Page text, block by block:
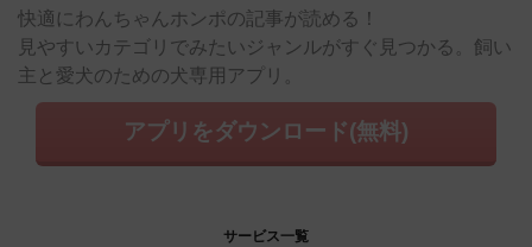
快適にわんちゃんホンポの記事が読める！
見やすいカテゴリでみたいジャンルがすぐ見つかる。飼い
主と愛犬のための犬専用アプリ。
アプリをダウンロード(無料)
サービス一覧